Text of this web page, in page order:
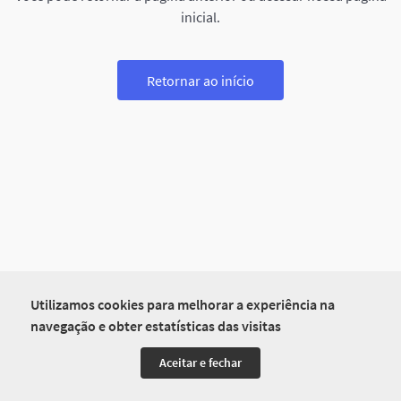
Utilizamos cookies para melhorar a experiência na
navegação e obter estatísticas das visitas
Aceitar e fechar
inicial.
Retornar ao início